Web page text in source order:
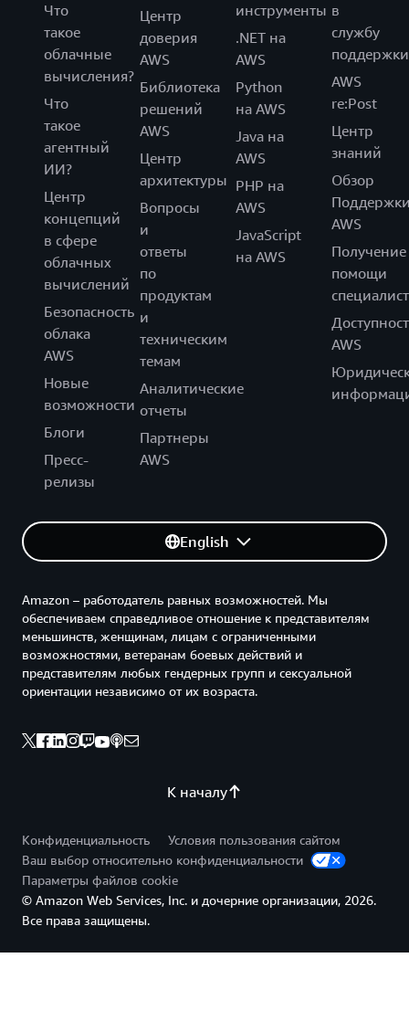
Что
такое
облачные
вычисления?
Что
такое
агентный
ИИ?
Центр
концепций
в сфере
облачных
вычислений
Безопасность
облака
AWS
Новые
возможности
Блоги
Пресс-
релизы
Центр
доверия
AWS
Библиотека
решений
AWS
Центр
архитектуры
Вопросы
и
ответы
по
продуктам
и
техническим
темам
Аналитические
отчеты
Партнеры
AWS
инструменты
.NET на
AWS
Python
на AWS
Java на
AWS
PHP на
AWS
JavaScript
на AWS
в
службу
поддержки
AWS
re:Post
Центр
знаний
Обзор
AWS
Получение
помощи
AWS
English
К началу
Amazon – работодатель равных возможностей. Мы
обеспечиваем справедливое отношение к представителям
меньшинств, женщинам, лицам с ограниченными
возможностями, ветеранам боевых действий и
представителям любых гендерных групп и сексуальной
ориентации независимо от их возраста.
Конфиденциальность
Условия пользования сайтом
Ваш выбор относительно конфиденциальности
Параметры файлов cookie
© Amazon Web Services, Inc. и дочерние организации, 2026.
Все права защищены.